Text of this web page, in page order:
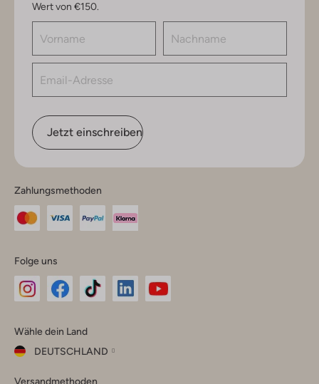
Wert von €150.
Jetzt einschreiben
Zahlungsmethoden
Folge uns
Instagram
Facebook
TikTok
Wähle dein Land
DEUTSCHLAND
Versandmethoden